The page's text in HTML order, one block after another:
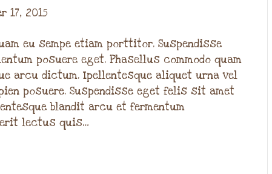
17, 2015
eu sempe etiam porttitor. Suspendisse
posuere eget. Phasellus commodo quam
arcu dictum. Ipellentesque aliquet urna vel
posuere. Suspendisse eget felis sit amet
blandit arcu et fermentum
lectus quis…